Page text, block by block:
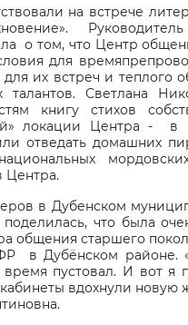
на встрече
о том, что Центр
для
их встреч и теплого
Светлана
книгу стихов
локации Центра - в
отведать домашних
Центра.
в Дубенском
что была
общения старшего
в Дубёнском районе.
время пустовал. И вот я
вдохнули новую